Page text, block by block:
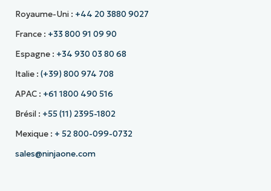
Royaume-Uni : +44 20 3880 9027
France : +33 800 91 09 90
Espagne : +34 930 03 80 68
Italie : (+39) 800 974 708
APAC : +61 1800 490 516
Brésil : +55 (11) 2395-1802
Mexique : + 52 800-099-0732
sales@ninjaone.com